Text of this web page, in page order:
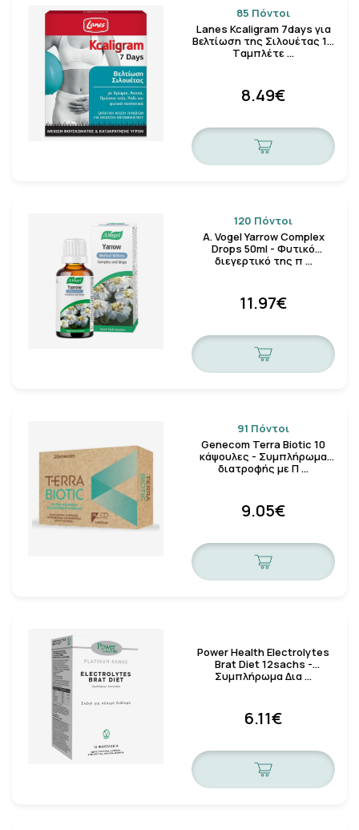
85 Πόντοι
Lanes Kcaligram 7days για
Βελτίωση της Σιλουέτας 14
Tαμπλέτε …
8.49€
120 Πόντοι
A. Vogel Yarrow Complex
Drops 50ml - Φυτικό
διεγερτικό της π …
11.97€
91 Πόντοι
Genecom Terra Biotic 10
κάψουλες - Συμπλήρωμα
διατροφής με Π …
9.05€
Power Health Electrolytes
Brat Diet 12sachs -
Συμπλήρωμα Δια …
6.11€